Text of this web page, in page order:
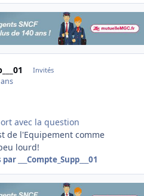
Invités
avec la question
de l'Equipement comme
lourd!
par ___Compte_Supp___01